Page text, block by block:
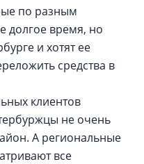
по разным
долгое время, но
и хотят ее
средства в
клиентов
не очень
А региональные
все